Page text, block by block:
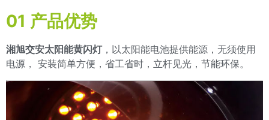
01 产品优势
湘旭交安太阳能黄闪灯，以太阳能电池提供能源，无须使用
电源， 安装简单方便，省工省时，立杆见光，节能环保。